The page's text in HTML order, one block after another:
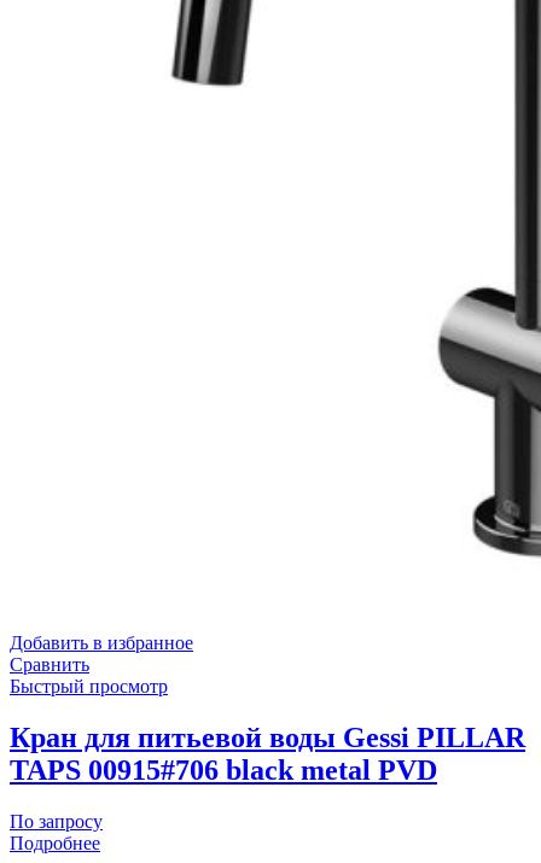
Добавить в избранное
Сравнить
Быстрый просмотр
Кран для питьевой воды Gessi PILLAR
TAPS 00915#706 black metal PVD
По запросу
Подробнее